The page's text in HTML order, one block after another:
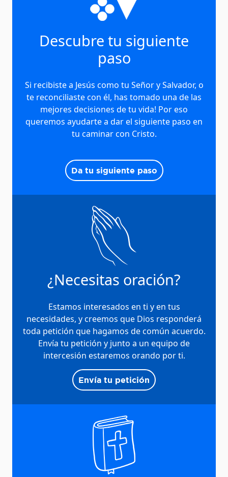
Descubre tu siguiente
paso
Si recibiste a Jesús como tu Señor y Salvador, o
te reconciliaste con él, has tomado una de las
mejores decisiones de tu vida! Por eso
queremos ayudarte a dar el siguiente paso en
tu caminar con Cristo.
Da tu siguiente paso
¿Necesitas oración?
Estamos interesados en ti y en tus
necesidades, y creemos que Dios responderá
toda petición que hagamos de común acuerdo.
Envía tu petición y junto a un equipo de
intercesión estaremos orando por ti.
Envía tu petición